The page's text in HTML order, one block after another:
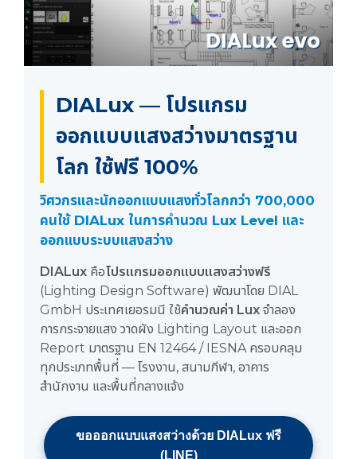
DIALux — โปรแกรม
ออกแบบแสงสว่างมาตรฐาน
โลก ใช้ฟรี 100%
วิศวกรและนักออกแบบแสงทั่วโลกกว่า 700,000
คนใช้ DIALux ในการคำนวณ Lux Level และ
ออกแบบระบบแสงสว่าง
DIALux คือโปรแกรมออกแบบแสงสว่างฟรี
(Lighting Design Software) พัฒนาโดย DIAL
GmbH ประเทศเยอรมนี ใช้คำนวณค่า Lux จำลอง
การกระจายแสง วาดผัง Lighting Layout และออก
Report มาตรฐาน EN 12464 / IESNA ครอบคลุม
ทุกประเภทพื้นที่ — โรงงาน, สนามกีฬา, อาคาร
สำนักงาน และพื้นที่กลางแจ้ง
ขอออกแบบแสงสว่างด้วย DIALux ฟรี
(LINE)